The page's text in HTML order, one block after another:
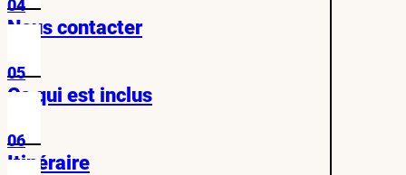
04
Nous contacter
05
Ce qui est inclus
06
Itinéraire